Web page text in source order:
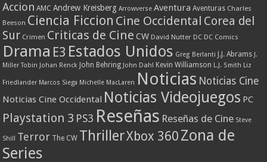
Accion AMC Andrew Kreisberg Arrowverse Aventura Aventuras Charles
Beeson Ciencia Ficcion Cine Occidental Corea del
Sur Crimen Criticas de Cine CW David Nutter DC DC Comics
Drama E3 Estados Unidos Greg Berlanti J.J. Abrams J.
Miller Tobin
Johan Renck John Behring John Dahl Kevin Williamson L.J. Smith Liz
Friedlander Marcos Siega Michelle MacLaren Noticias Noticias Cine
Noticias Cine Occidental Noticias Videojuegos PC
Playstation 3 PS3 Reseñas Reseñas de Cine Steve
Shill Terror The CW ThrillerXbox 360 Zona de
Series